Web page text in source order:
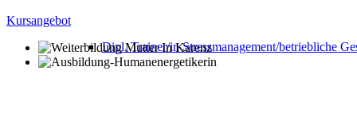
Dipl. Trainer/in Stressmanagement/betriebliche
Kursangebot